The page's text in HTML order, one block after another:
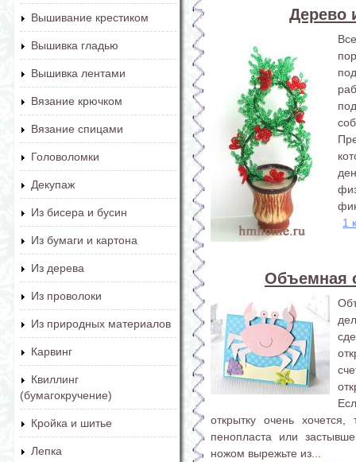
Вышивание крестиком
Вышивка гладью
Вышивка лентами
Вязание крючком
Вязание спицами
Головоломки
Декупаж
Из бисера и бусин
Из бумаги и картона
Из дерева
Из проволоки
Из природных материалов
Карвинг
Квиллинг
(бумагокручение)
Кройка и шитье
Лепка
Дерево
1
Объемная
открытку очень
пенопласта или
ножом вырежьте из...